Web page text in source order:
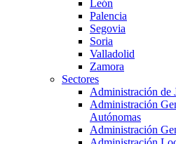
León
Palencia
Segovia
Soria
Valladolid
Zamora
Sectores
Administración de
Administración
Autónomas
Administración